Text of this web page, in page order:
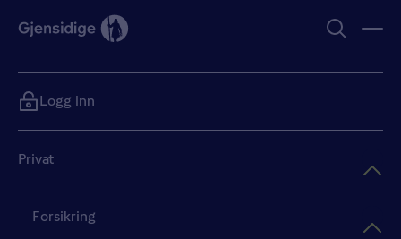
Privat
Forsikring
Logg inn